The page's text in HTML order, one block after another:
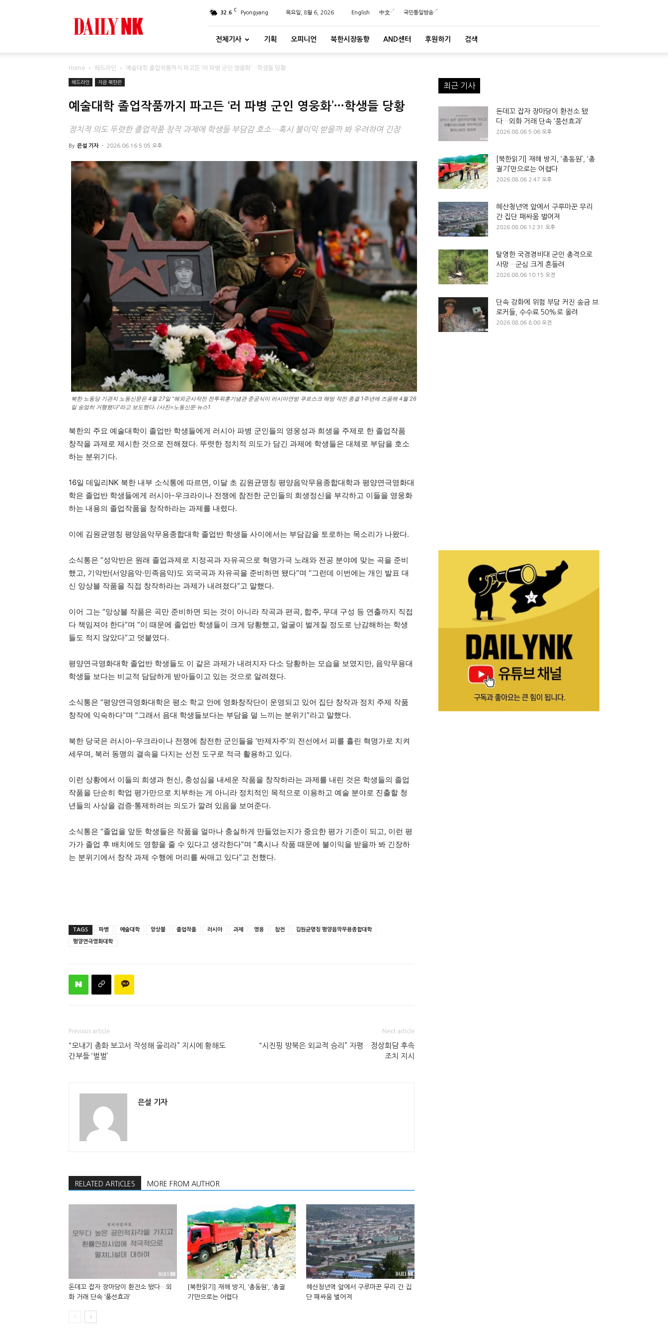
32.6 C Pyongyang 목요일, 8월 6, 2026 English 中文 국민통일방송
전체기사 기획 오피니언 북한시장동향 AND센터 후원하기 검색
Home 헤드라인 예술대학 졸업작품까지 파고든 ‘러 파병 군인 영웅화’…학생들 당황
헤드라인 지금 북한은
예술대학 졸업작품까지 파고든 ‘러 파병 군인 영웅화’…학생들 당황
정치적 의도 뚜렷한 졸업작품 창작 과제에 학생들 부담감 호소…혹시 불이익 받을까 봐 우려하며 긴장
By 은설 기자 - 2026.06.16 5:05 오후
북한 노동당 기관지 노동신문은 4월 27일 “해외군사작전 전투위훈기념관 준공식이 러시아연방 쿠르스크 해방 작전 종결 1주년에 즈음해 4월 26
일 숭엄히 거행됐다”라고 보도했다. /사진=노동신문·뉴스1
북한의 주요 예술대학이 졸업반 학생들에게 러시아 파병 군인들의 영웅성과 희생을 주제로 한 졸업작품
창작을 과제로 제시한 것으로 전해졌다. 뚜렷한 정치적 의도가 담긴 과제에 학생들은 대체로 부담을 호소
하는 분위기다.
16일 데일리NK 북한 내부 소식통에 따르면, 이달 초 김원균명칭 평양음악무용종합대학과 평양연극영화대
학은 졸업반 학생들에게 러시아-우크라이나 전쟁에 참전한 군인들의 희생정신을 부각하고 이들을 영웅화
하는 내용의 졸업작품을 창작하라는 과제를 내렸다.
이에 김원균명칭 평양음악무용종합대학 졸업반 학생들 사이에서는 부담감을 토로하는 목소리가 나왔다.
소식통은 “성악반은 원래 졸업과제로 지정곡과 자유곡으로 혁명가극 노래와 전공 분야에 맞는 곡을 준비
했고, 기악반(서양음악·민족음악)도 외국곡과 자유곡을 준비하면 됐다”며 “그런데 이번에는 개인 발표 대
신 앙상블 작품을 직접 창작하라는 과제가 내려졌다”고 말했다.
이어 그는 “앙상블 작품은 곡만 준비하면 되는 것이 아니라 작곡과 편곡, 합주, 무대 구성 등 연출까지 직접
다 책임져야 한다”며 “이 때문에 졸업반 학생들이 크게 당황했고, 얼굴이 벌게질 정도로 난감해하는 학생
들도 적지 않았다”고 덧붙였다.
평양연극영화대학 졸업반 학생들도 이 같은 과제가 내려지자 다소 당황하는 모습을 보였지만, 음악무용대
학생들 보다는 비교적 담담하게 받아들이고 있는 것으로 알려졌다.
소식통은 “평양연극영화대학은 평소 학교 안에 영화창작단이 운영되고 있어 집단 창작과 정치 주제 작품
창작에 익숙하다”며 “그래서 음대 학생들보다는 부담을 덜 느끼는 분위기”라고 말했다.
북한 당국은 러시아-우크라이나 전쟁에 참전한 군인들을 ‘반제자주’의 전선에서 피를 흘린 혁명가로 치켜
세우며, 북러 동맹의 결속을 다지는 선전 도구로 적극 활용하고 있다.
이런 상황에서 이들의 희생과 헌신, 충성심을 내세운 작품을 창작하라는 과제를 내린 것은 학생들의 졸업
작품을 단순히 학업 평가만으로 치부하는 게 아니라 정치적인 목적으로 이용하고 예술 분야로 진출할 청
년들의 사상을 검증·통제하려는 의도가 깔려 있음을 보여준다.
소식통은 “졸업을 앞둔 학생들은 작품을 얼마나 충실하게 만들었는지가 중요한 평가 기준이 되고, 이런 평
가가 졸업 후 배치에도 영향을 줄 수 있다고 생각한다”며 “혹시나 작품 때문에 불이익을 받을까 봐 긴장하
는 분위기에서 창작 과제 수행에 머리를 싸매고 있다”고 전했다.
TAGS 파병 예술대학 앙상블 졸업작품 러시아 과제 영웅 참전 김원균명칭 평양음악무용종합대학
평양연극영화대학
Previous article
“모내기 총화 보고서 작성해 올리라” 지시에 황해도
간부들 ‘벌벌’
Next article
“시진핑 방북은 외교적 승리” 자평…정상회담 후속
조치 지시
은설 기자
RELATED ARTICLES MORE FROM AUTHOR
돈데꼬 잡자 장마당이 환전소 됐다…외
화 거래 단속 ‘풍선효과’
[북한읽기] 재해 방지, ‘총동원’, ‘총궐
기’만으로는 어렵다
혜산청년역 앞에서 구루마꾼 무리 간 집
단 패싸움 벌어져
최근 기사
돈데꼬 잡자 장마당이 환전소 됐
다…외화 거래 단속 ‘풍선효과’
2026.08.06 5:06 오후
[북한읽기] 재해 방지, ‘총동원’, ‘총
궐기’만으로는 어렵다
2026.08.06 2:47 오후
혜산청년역 앞에서 구루마꾼 무리
간 집단 패싸움 벌어져
2026.08.06 12:31 오후
탈영한 국경경비대 군인 총격으로
사망…군심 크게 흔들려
2026.08.06 10:15 오전
단속 강화에 위험 부담 커진 송금 브
로커들, 수수료 50%로 올려
2026.08.06 8:00 오전